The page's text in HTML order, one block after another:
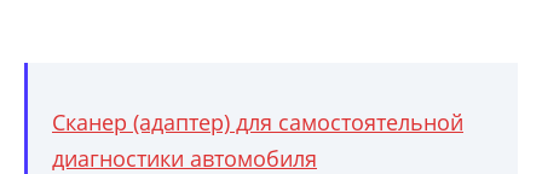
Сканер (адаптер) для самостоятельной
диагностики автомобиля